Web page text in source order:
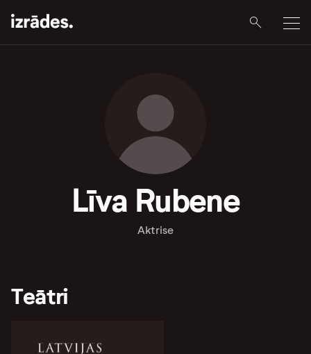
Līva Rubene
Aktrise
Teātri